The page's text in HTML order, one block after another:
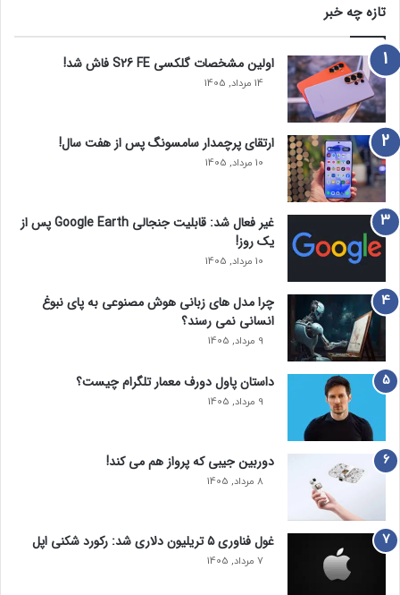
تازه چه خبر
اولین مشخصات گلکسی S26 FE فاش شد!
14 مرداد, 1405
ارتقای پرچمدار سامسونگ پس از هفت سال!
10 مرداد, 1405
غیر فعال شد: قابلیت جنجالی Google Earth پس از
یک روز!
10 مرداد, 1405
چرا مدل‌ های زبانی هوش مصنوعی به پای نبوغ
انسانی نمی‌ رسند؟
9 مرداد, 1405
داستان پاول دورف معمار تلگرام چیست؟
9 مرداد, 1405
دوربین جیبی که پرواز هم می‌ کند!
8 مرداد, 1405
غول فناوری ۵ تریلیون دلاری شد: رکورد شکنی اپل
7 مرداد, 1405